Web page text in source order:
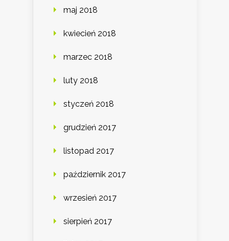
maj 2018
kwiecień 2018
marzec 2018
luty 2018
styczeń 2018
grudzień 2017
listopad 2017
październik 2017
wrzesień 2017
sierpień 2017